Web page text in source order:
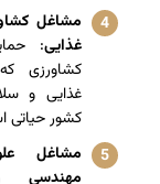
مشاغل
غذایی:
کشاورزی
غذایی و
کشور حیاتی
مشاغل
مهندسی